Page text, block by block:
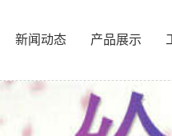
新闻动态 产品展示